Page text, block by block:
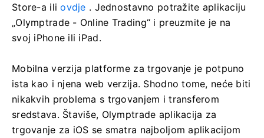
Store-a iliovdje . Jednostavno potražite aplikaciju
„Olymptrade - Online Trading“ i preuzmite je na
svoj iPhone ili iPad.
Mobilna verzija platforme za trgovanje je potpuno
ista kao i njena web verzija. Shodno tome, neće biti
nikakvih problema s trgovanjem i transferom
sredstava. Štaviše, Olymptrade aplikacija za
trgovanje za iOS se smatra najboljom aplikacijom